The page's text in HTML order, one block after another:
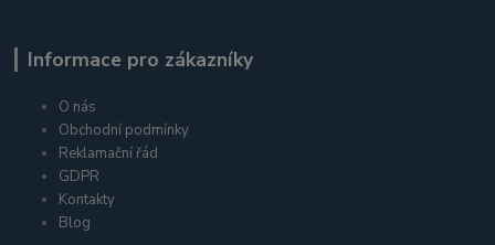
Informace pro zákazníky
O nás
Obchodní podmínky
Reklamační řád
GDPR
Kontakty
Blog